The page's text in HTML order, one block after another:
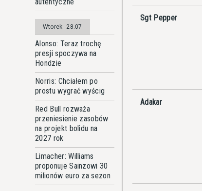
Wtorek 28.07
Alonso: Teraz trochę
presji spoczywa na
Hondzie
Norris: Chciałem po
prostu wygrać wyścig
Red Bull rozważa
przeniesienie zasobów
na projekt bolidu na
2027 rok
Limacher: Williams
proponuje Sainzowi 30
milionów euro za sezon
Sgt Pepper
Adakar